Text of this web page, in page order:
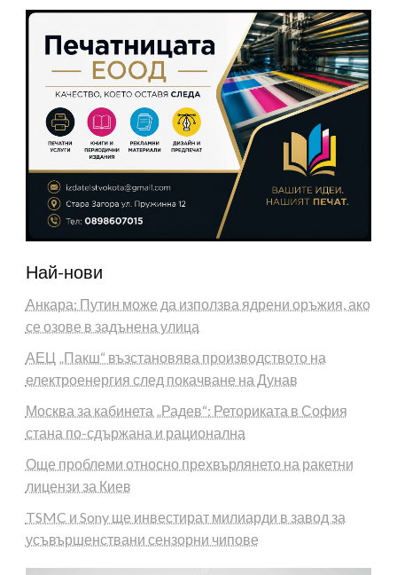
Най-нови
Анкара: Путин може да използва ядрени оръжия, ако
се озове в задънена улица
АЕЦ „Пакш“ възстановява производството на
електроенергия след покачване на Дунав
Москва за кабинета „Радев“: Реториката в София
стана по-сдържана и рационална
Още проблеми относно прехвърлянето на ракетни
лицензи за Киев
TSMC и Sony ще инвестират милиарди в завод за
усъвършенствани сензорни чипове